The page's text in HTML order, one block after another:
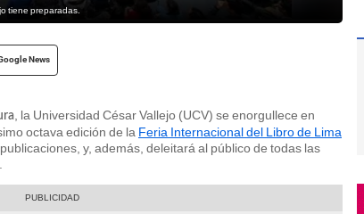
tiene preparadas.
News
, la Universidad César Vallejo (UCV) se enorgullece en
octava edición de la Feria Internacional del Libro de Lima
y, además, deleitará al público de todas las